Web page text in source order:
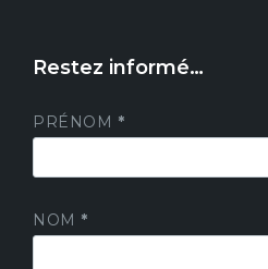
Restez informé…
PRÉNOM *
NOM *